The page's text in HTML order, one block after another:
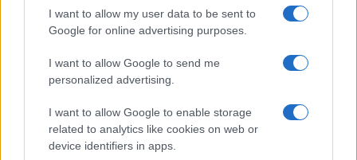
I want to allow my user data to be sent to
Google for online advertising purposes.
I want to allow Google to send me
personalized advertising.
I want to allow Google to enable storage
related to analytics like cookies on web or
device identifiers in apps.
chiuso
Giulia Ferrari · 7 Ago 2026
PIÙ LETTI